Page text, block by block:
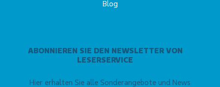
ABONNIEREN SIE DEN NEWSLETTER VON
LESERSERVICE
Hier erhalten Sie alle Sonderangebote und News
Blog